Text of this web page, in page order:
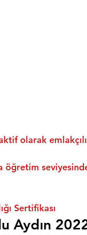
olarak
öğretim
Sertifikası
Aydın